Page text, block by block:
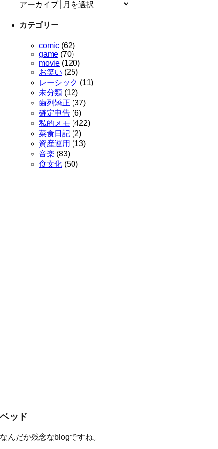
アーカイブ
カテゴリー
comic (62)
game (70)
movie (120)
お笑い (25)
レーシック (11)
未分類 (12)
歯列矯正 (37)
確定申告 (6)
私的メモ (422)
菜食日記 (2)
資産運用 (13)
音楽 (83)
食文化 (50)
ベッド
なんだか残念なblogですね。